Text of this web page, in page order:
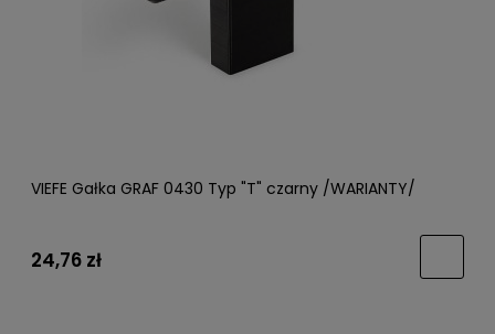
VIEFE Gałka GRAF 0430 Typ "T" czarny /WARIANTY/
24,76 zł